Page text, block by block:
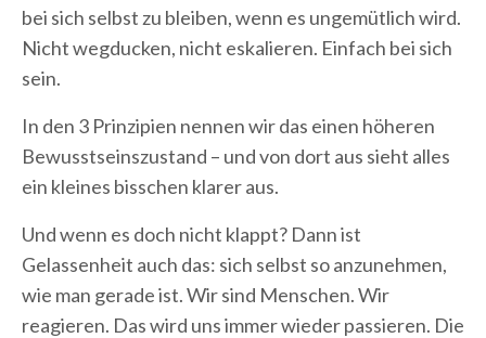
bei sich selbst zu bleiben, wenn es ungemütlich wird.
Nicht wegducken, nicht eskalieren. Einfach bei sich
sein.
In den 3 Prinzipien nennen wir das einen höheren
Bewusstseinszustand – und von dort aus sieht alles
ein kleines bisschen klarer aus.
Und wenn es doch nicht klappt? Dann ist
Gelassenheit auch das: sich selbst so anzunehmen,
wie man gerade ist. Wir sind Menschen. Wir
reagieren. Das wird uns immer wieder passieren. Die